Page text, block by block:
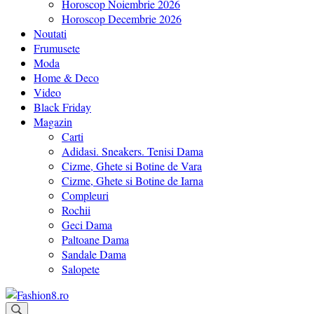
Horoscop Noiembrie 2026
Horoscop Decembrie 2026
Noutati
Frumusete
Moda
Home & Deco
Video
Black Friday
Magazin
Carti
Adidasi. Sneakers. Tenisi Dama
Cizme, Ghete si Botine de Vara
Cizme, Ghete si Botine de Iarna
Compleuri
Rochii
Geci Dama
Paltoane Dama
Sandale Dama
Salopete